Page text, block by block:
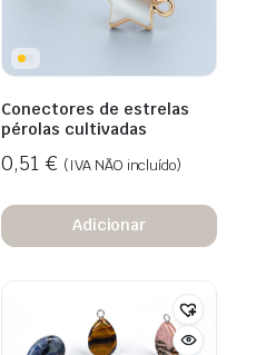
Conectores de estrelas
pérolas cultivadas
0,51 € (IVA NÃO incluído)
Adicionar